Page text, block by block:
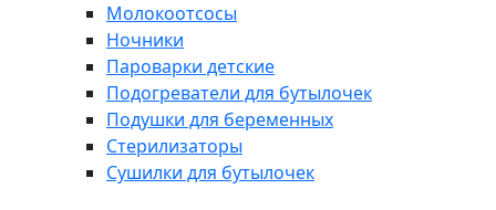
Молокоотсосы
Ночники
Пароварки детские
Подогреватели для бутылочек
Подушки для беременных
Стерилизаторы
Сушилки для бутылочек